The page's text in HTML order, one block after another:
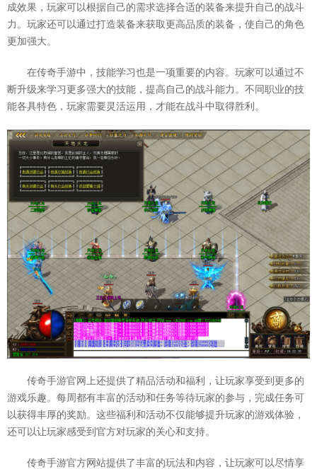
成效果，玩家可以根据自己的需求选择合适的装备来提升自己的战斗
力。玩家还可以通过打造装备来获取更高品质的装备，使自己的角色
更加强大。
在传奇手游中，技能学习也是一项重要的内容。玩家可以通过不
断升级来学习更多强大的技能，提高自己的战斗能力。不同职业的技
能各具特色，玩家需要灵活运用，才能在战斗中取得胜利。
传奇手游官网上还提供了精品活动和福利，让玩家享受到更多的
游戏乐趣。每周都有丰富的活动和任务等待玩家的参与，完成任务可
以获得丰厚的奖励。这些福利和活动不仅能够提升玩家的游戏体验，
还可以让玩家感受到官方对玩家的关心和支持。
传奇手游官方网站提供了丰富的玩法和内容，让玩家可以尽情享